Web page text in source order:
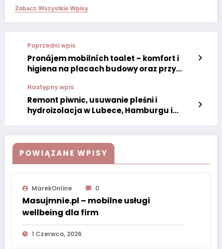
Zobacz Wszystkie Wpisy
Poprzedni wpis
Pronájem mobilních toalet – komfort i
higiena na placach budowy oraz przy
Następny wpis
Remont piwnic, usuwanie pleśni i
hydroizolacja w Lubece, Hamburgu i
POWIĄZANE WPISY
MarekOnline 0
Masujmnie.pl – mobilne usługi
wellbeing dla firm
1 Czerwca, 2026